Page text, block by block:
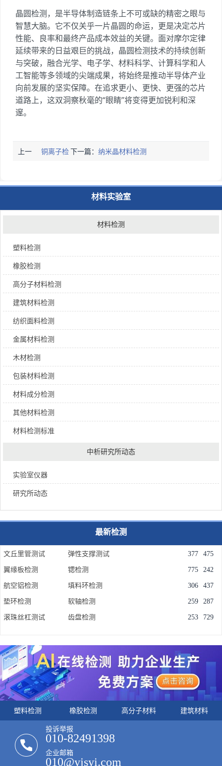
晶圆检测，是半导体制造链条上不可或缺的精密之眼与
智慧大脑。它不仅关乎一片晶圆的命运，更是决定芯片
性能、良率和最终产品成本效益的关键。面对摩尔定律
延续带来的日益艰巨的挑战，晶圆检测技术的持续创新
与突破，融合光学、电子学、材料科学、计算科学和人
工智能等多领域的尖端成果，将始终是推动半导体产业
向前发展的坚实保障。在追求更小、更快、更强的芯片
道路上，这双洞察秋毫的“眼睛”将变得更加锐利和深
邃。
上一 铜离子检下一篇：纳米晶材料检测
材料实验室
材料检测
塑料检测
橡胶检测
高分子材料检测
建筑材料检测
纺织面料检测
金属材料检测
木材检测
包装材料检测
材料成分检测
其他材料检测
材料检测标准
中析研究所动态
实验室仪器
研究所动态
最新检测
文丘里管测试 475
弹性支撑测试 377
翼缘板检测 242
锶检测 775
航空铝检测 437
填料环检测 306
垫环检测 287
软轴检测 259
滚珠丝杠测试 729
齿盘检测 253
塑料检测 橡胶检测 高分子材料
建筑材料
投诉举报
010-82491398
企业邮箱
010@yjsyi.com